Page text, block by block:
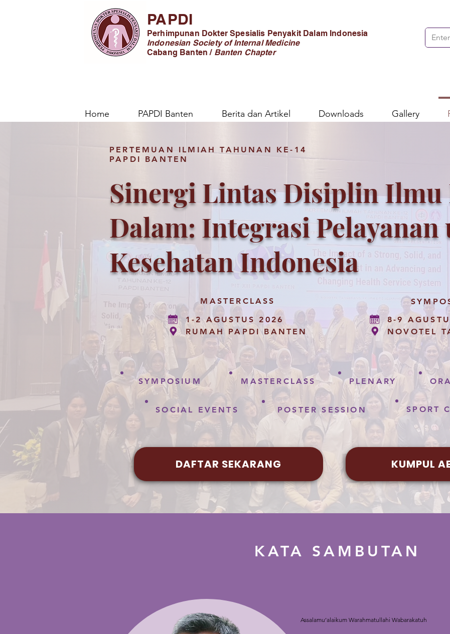
PAPDI
Perhimpunan Dokter Spesialis Penyakit Dalam Indonesia
Indonesian Society of Internal Medicine
Cabang Banten / Banten Chapter
Home PAPDI Banten Berita dan Artikel Downloads Gallery
PERTEMUAN ILMIAH TAHUNAN KE-14
PAPDI BANTEN
Sinergi Lintas Disiplin Ilmu
Dalam: Integrasi
Kesehatan Indonesia
MASTERCLASS
1-2 AGUSTUS 2026
RUMAH PAPDI BANTEN
8-9
NOVOTEL
SYMPOSIUM MASTERCLASS PLENARY
SOCIAL EVENTS POSTER SESSION SPORT
DAFTAR SEKARANG KUMPUL
KATA SAMBUTAN
Assalamu’alaikum Warahmatullahi Wabarakatuh